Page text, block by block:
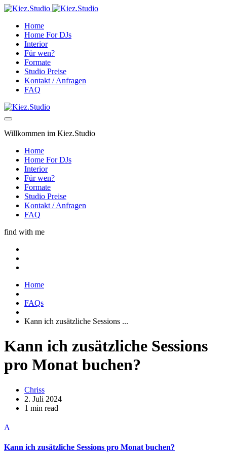
Home
Home For DJs
Interior
Für wen?
Formate
Studio Preise
Kontakt / Anfragen
FAQ
Willkommen im Kiez.Studio
Home
Home For DJs
Interior
Für wen?
Formate
Studio Preise
Kontakt / Anfragen
FAQ
find with me
Home
FAQs
Kann ich zusätzliche Sessions ...
Kann ich zusätzliche Sessions
pro Monat buchen?
Chriss
2. Juli 2024
1 min read
A
Kann ich zusätzliche Sessions pro Monat buchen?